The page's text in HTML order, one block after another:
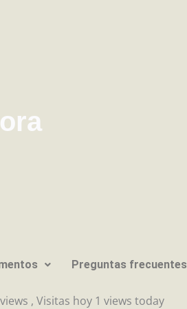
Preguntas frecuentes
, Visitas hoy 1 views today